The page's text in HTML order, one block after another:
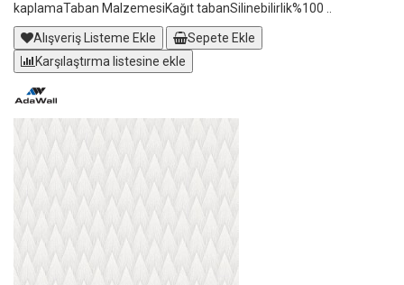
kaplamaTaban MalzemesiKağıt tabanSilinebilirlik%100 ..
Alışveriş Listeme Ekle
Sepete Ekle
Karşılaştırma listesine ekle